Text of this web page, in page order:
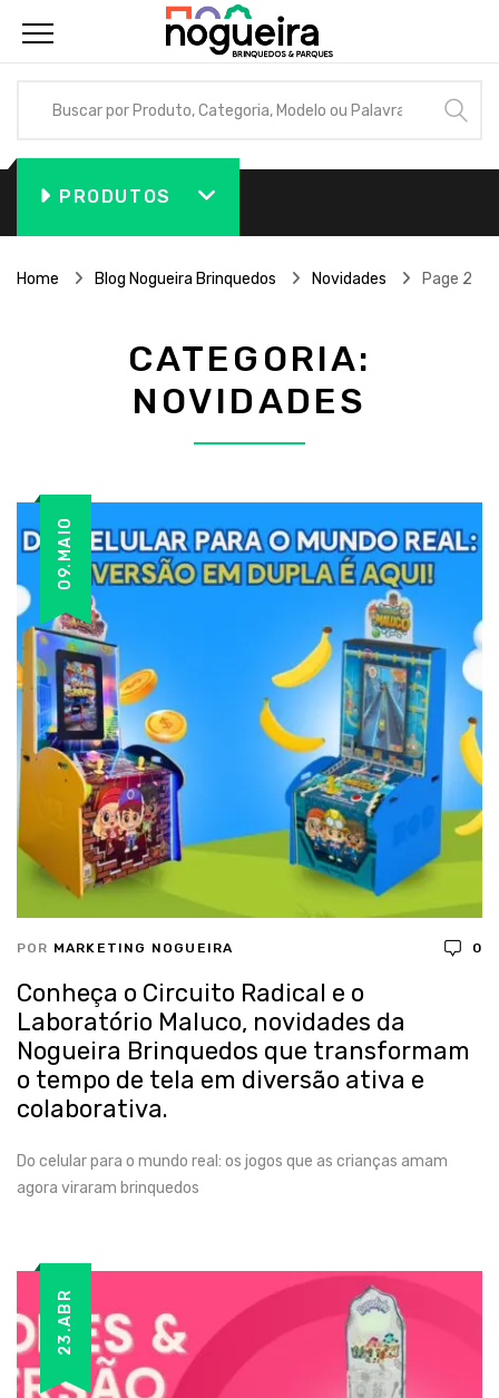
PRODUTOS
Home Blog Nogueira Brinquedos Novidades Page 2
CATEGORIA:
NOVIDADES
09.MAIO
POR MARKETING NOGUEIRA 0
Conheça o Circuito Radical e o
Laboratório Maluco, novidades da
Nogueira Brinquedos que transformam
o tempo de tela em diversão ativa e
colaborativa.
Do celular para o mundo real: os jogos que as crianças amam
agora viraram brinquedos
23.ABR